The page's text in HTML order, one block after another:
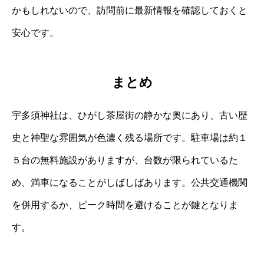
かもしれないので、訪問前に最新情報を確認しておくと
安心です。
まとめ
宇多須神社は、ひがし茶屋街の静かな奥にあり、古い歴
史と神聖な雰囲気が色濃く残る場所です。駐車場は約１
５台の無料施設がありますが、台数が限られているた
め、満車になることがしばしばあります。公共交通機関
を併用するか、ピーク時間を避けることが鍵となりま
す。